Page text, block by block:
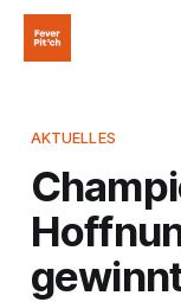
AKTUELLES